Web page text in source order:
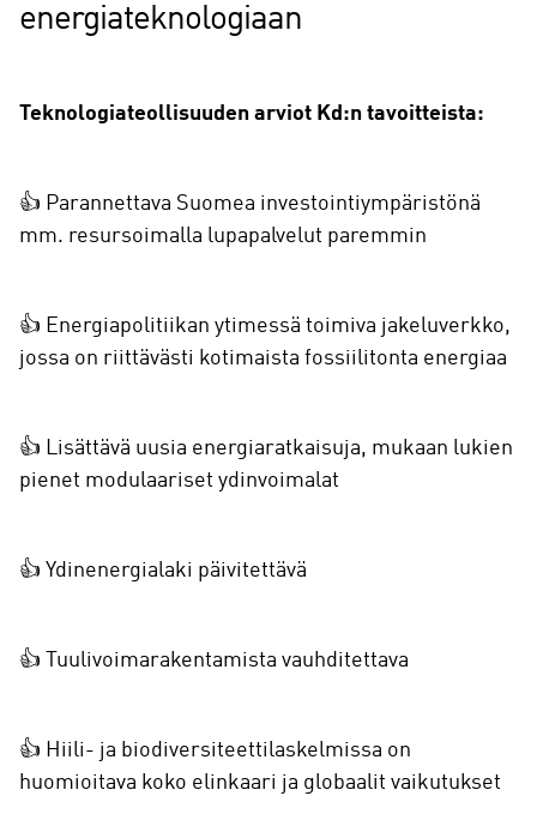
energiateknologiaan
Teknologiateollisuuden arviot Kd:n tavoitteista:
👍 Parannettava Suomea investointiympäristönä
mm. resursoimalla lupapalvelut paremmin
👍 Energiapolitiikan ytimessä toimiva jakeluverkko,
jossa on riittävästi kotimaista fossiilitonta energiaa
👍 Lisättävä uusia energiaratkaisuja, mukaan lukien
pienet modulaariset ydinvoimalat
👍 Ydinenergialaki päivitettävä
👍 Tuulivoimarakentamista vauhditettava
👍 Hiili- ja biodiversiteettilaskelmissa on
huomioitava koko elinkaari ja globaalit vaikutukset